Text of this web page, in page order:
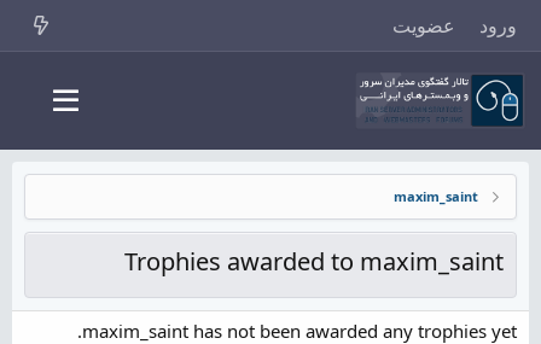
ورود عضویت
maxim_saint
Trophies awarded to maxim_saint
maxim_saint has not been awarded any trophies yet.